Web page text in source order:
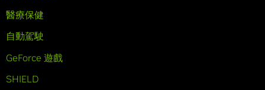
醫療保健
自動駕駛
GeForce 遊戲
SHIELD